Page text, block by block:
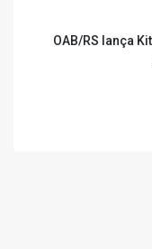
OAB/RS lança